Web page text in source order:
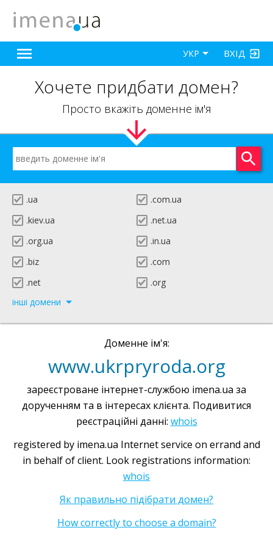
ВХІД
УКР
Хочете придбати домен?
Просто вкажіть доменне ім'я
.ua
.com.ua
.kiev.ua
.net.ua
.org.ua
.in.ua
.biz
.com
.net
.org
інші домени
Доменне ім'я:
www.ukrpryroda.org
зареєстроване інтернет-службою imena.ua за
дорученням та в інтересах клієнта. Подивитися
реєстраційні данні: whois
registered by imena.ua Internet service on errand and
in behalf of client. Look registrations information:
whois
Як правильно підібрати домен?
How correctly to choose a domain?